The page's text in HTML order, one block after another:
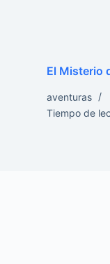
El Misterio
aventuras
Tiempo de